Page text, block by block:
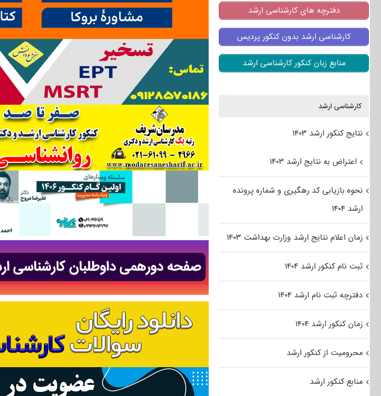
دفترچه های کارشناسی ارشد
کارشناسی ارشد بدون کنکور پردیس
منابع زبان کنکور کارشناسی ارشد
کارشناسی ارشد
نتایج کنکور ارشد ۱۴۰۳
اعتراض به نتایج ارشد ۱۴۰۳
نحوه بازیابی کد رهگیری و شماره پرونده
ارشد ۱۴۰۴
زمان اعلام نتایج ارشد وزارت بهداشت ۱۴۰۳
ثبت نام کنکور ارشد ۱۴۰۴
دفترچه ثبت نام ارشد ۱۴۰۴
زمان کنکور ارشد ۱۴۰۴
محرومیت از کنکور ارشد
منابع کنکور ارشد